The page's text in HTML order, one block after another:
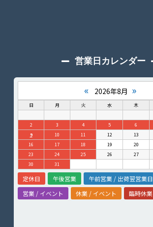
営業日カレンダー
« 2026年8月 »
日 月 火 水 木
2
3 4 5 6
9
10 11 12 13
16
17 18 19 20
23
24 25 26 27
30
31
定休日 午後営業
午前営業 / 出荷翌営業日
営業 / イベント
休業 / イベント 臨時休業